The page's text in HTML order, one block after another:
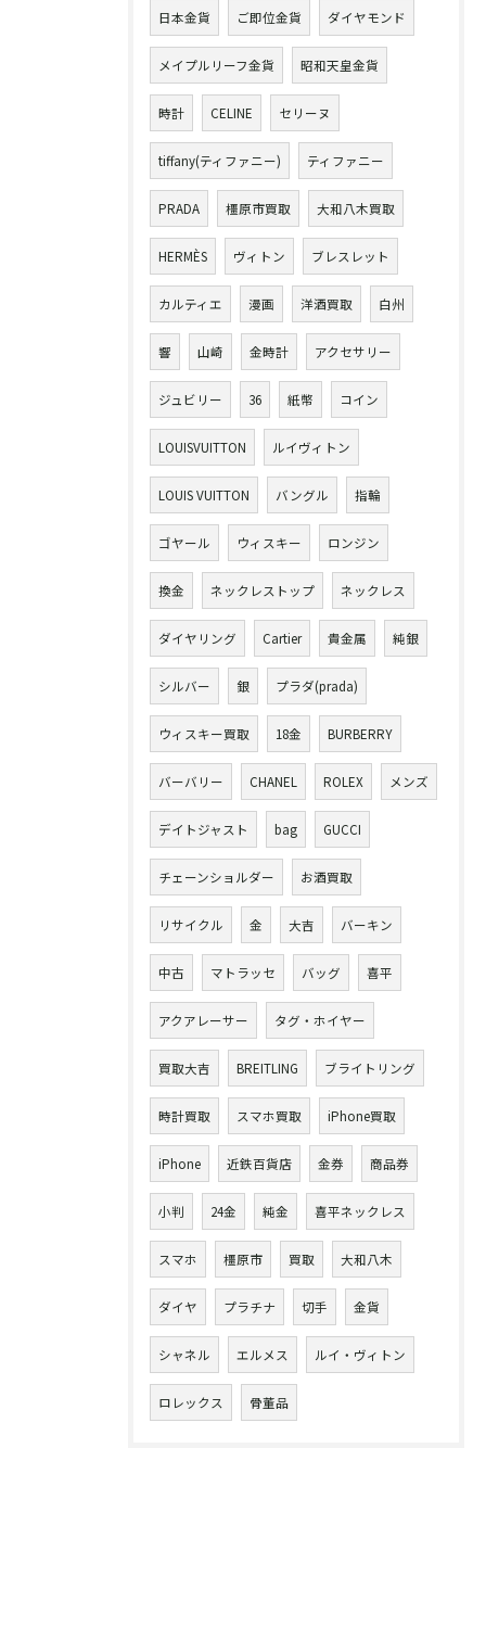
日本金貨 ご即位金貨 ダイヤモンド
メイプルリーフ金貨 昭和天皇金貨
時計 CELINE セリーヌ
tiffany(ティファニー) ティファニー
PRADA 橿原市買取 大和八木買取
HERMÈS ヴィトン ブレスレット
カルティエ 漫画 洋酒買取 白州
響 山崎 金時計 アクセサリー
ジュビリー 36 紙幣 コイン
LOUISVUITTON ルイヴィトン
LOUIS VUITTON バングル 指輪
ゴヤール ウィスキー ロンジン
換金 ネックレストップ ネックレス
ダイヤリング Cartier 貴金属 純銀
シルバー 銀 プラダ(prada)
ウィスキー買取 18金 BURBERRY
バーバリー CHANEL ROLEX メンズ
デイトジャスト bag GUCCI
チェーンショルダー お酒買取
リサイクル 金 大吉 バーキン
中古 マトラッセ バッグ 喜平
アクアレーサー タグ・ホイヤー
買取大吉 BREITLING ブライトリング
時計買取 スマホ買取 iPhone買取
iPhone 近鉄百貨店 金券 商品券
小判 24金 純金 喜平ネックレス
スマホ 橿原市 買取 大和八木
ダイヤ プラチナ 切手 金貨
シャネル エルメス ルイ・ヴィトン
ロレックス 骨董品